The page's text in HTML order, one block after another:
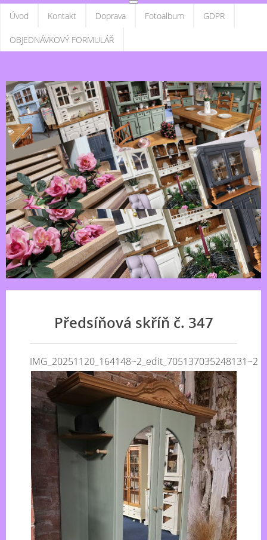
Úvod Kontakt Doprava Fotoalbum GDPR
OBJEDNÁVKOVÝ FORMULÁŘ
Předsíňová skříň č. 347
IMG_20251120_164148~2_edit_705137035248131~2